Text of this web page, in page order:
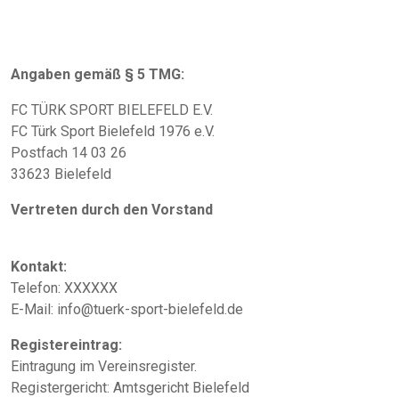
Angaben gemäß § 5 TMG:
FC TÜRK SPORT BIELEFELD E.V.
FC Türk Sport Bielefeld 1976 e.V.
Postfach 14 03 26
33623 Bielefeld
Vertreten durch den Vorstand
Kontakt:
Telefon: XXXXXX
E-Mail: info@tuerk-sport-bielefeld.de
Registereintrag:
Eintragung im Vereinsregister.
Registergericht: Amtsgericht Bielefeld